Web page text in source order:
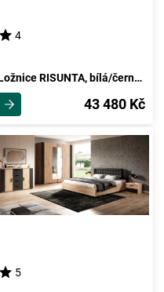
4
Ložnice RISUNTA, bílá/černé sklo
43 480 Kč
5